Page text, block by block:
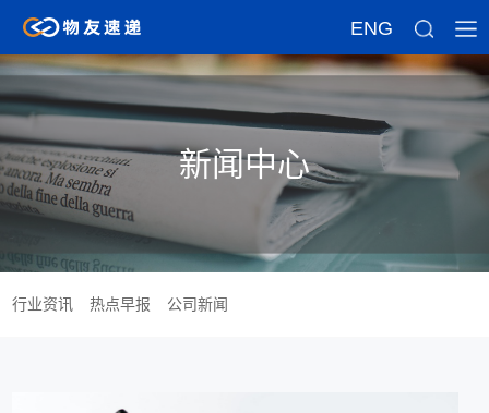
ENG
新闻中心
行业资讯 热点早报 公司新闻